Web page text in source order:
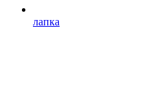
лапка